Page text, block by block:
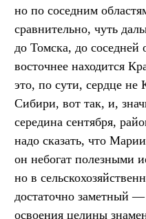
но по соседним
сравнительно, чуть
до Томска, до соседней
восточнее находится
это, по сути, сердце не
Сибири, вот так, и,
середина сентября,
надо сказать, что
он небогат полезными
но в
достаточно заметный
освоения целины